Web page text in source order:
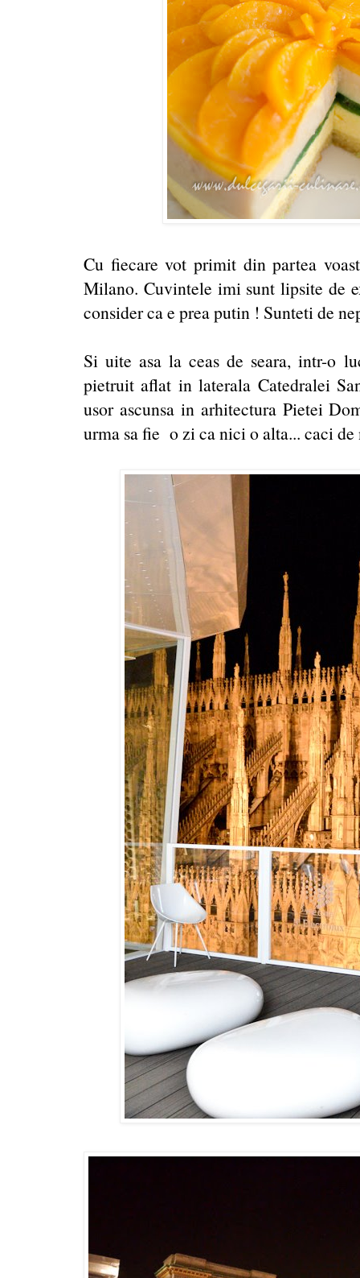
Cu fiecare vot primit din partea
Milano. Cuvintele imi sunt lipsite de
consider ca e prea putin ! Sunteti de
Si uite asa la ceas de seara, intr-o
pietruit aflat in laterala Catedralei
usor ascunsa in arhitectura Pietei
urma sa fie o zi ca nici o alta... caci de